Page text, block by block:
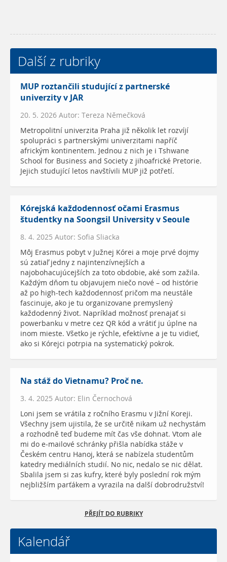
Další z rubriky
MUP roztančili studující z partnerské
univerzity v JAR
20. 5. 2026 Autor: Tereza Němečková
Metropolitní univerzita Praha již několik let rozvíjí
spolupráci s partnerskými univerzitami napříč
africkým kontinentem. Jednou z nich je i Tshwane
School for Business and Society z jihoafrické Pretorie.
Jejich studující letos navštívili MUP již potřetí.
Kórejská každodennosť očami Erasmus
študentky na Soongsil University v Seoule
8. 4. 2025 Autor: Sofia Sliacka
Môj Erasmus pobyt v Južnej Kórei a moje prvé dojmy
sú zatiaľ jedny z najintenzívnejších a
najobohacujúcejších za toto obdobie, aké som zažila.
Každým dňom tu objavujem niečo nové – od histórie
až po high-tech každodennosť pričom ma neustále
fascinuje, ako je tu organizovane premyslený
každodenný život. Napríklad možnosť prenajať si
powerbanku v metre cez QR kód a vrátiť ju úplne na
inom mieste. Všetko je rýchle, efektívne a je tu vidieť,
ako si Kórejci potrpia na systematický pokrok.
Na stáž do Vietnamu? Proč ne.
3. 4. 2025 Autor: Elin Černochová
Loni jsem se vrátila z ročního Erasmu v Jižní Koreji.
Všechny jsem ujistila, že se určitě nikam už nechystám
a rozhodně teď budeme mít čas vše dohnat. Vtom ale
mi do e-mailové schránky přišla nabídka stáže v
Českém centru Hanoj, která se nabízela studentům
katedry mediálních studií. No nic, nedalo se nic dělat.
Sbalila jsem si zas kufry, které byly poslední rok mým
nejbližším parťákem a vyrazila na další dobrodružství!
PŘEJÍT DO RUBRIKY
Kalendář